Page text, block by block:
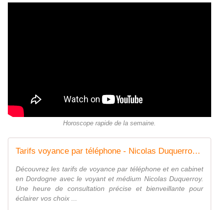
Horoscope rapide de la semaine.
Tarifs voyance par téléphone - Nicolas Duquerroy, Meilleur voyant et médium de France
Découvrez les tarifs de voyance par téléphone et en cabinet
en Dordogne avec le voyant et médium Nicolas Duquerroy.
Une heure de consultation précise et bienveillante pour
éclairer vos choix ...